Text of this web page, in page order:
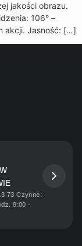
jakości obrazu.
106° –
akcji. Jasność: […]
73 Czynne:
9:00 -